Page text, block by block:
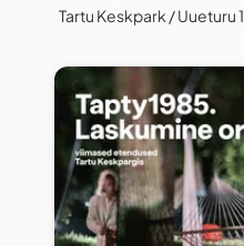
Tartu Keskpark / Uueturu 1